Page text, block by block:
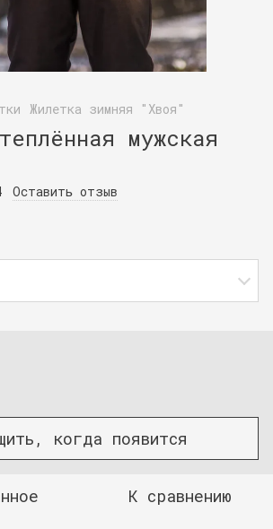
Жилетка зимняя "Хвоя"
мужская
Оставить отзыв
когда появится
К сравнению